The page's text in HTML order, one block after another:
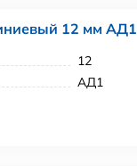
12 мм АД1
12
АД1